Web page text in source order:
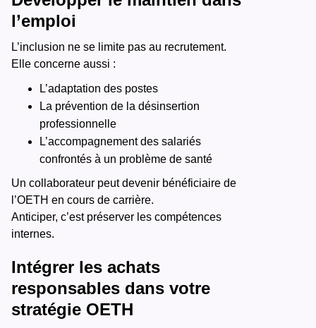
l’emploi
L’inclusion ne se limite pas au recrutement.
Elle concerne aussi :
L’adaptation des postes
La prévention de la désinsertion
professionnelle
L’accompagnement des salariés
confrontés à un problème de santé
Un collaborateur peut devenir bénéficiaire de
l’OETH en cours de carrière.
Anticiper, c’est préserver les compétences
internes.
Intégrer les achats
responsables dans votre
stratégie OETH